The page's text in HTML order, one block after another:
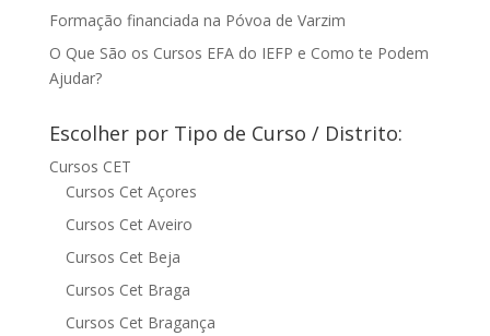
Formação financiada na Póvoa de Varzim
O Que São os Cursos EFA do IEFP e Como te Podem
Ajudar?
Escolher por Tipo de Curso / Distrito:
Cursos CET
Cursos Cet Açores
Cursos Cet Aveiro
Cursos Cet Beja
Cursos Cet Braga
Cursos Cet Bragança